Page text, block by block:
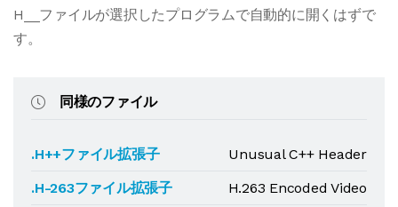
H__ファイルが選択したプログラムで自動的に開くはずで
す。
同様のファイル
.H++ファイル拡張子
Unusual C++ Header
.H-263ファイル拡張子
H.263 Encoded Video